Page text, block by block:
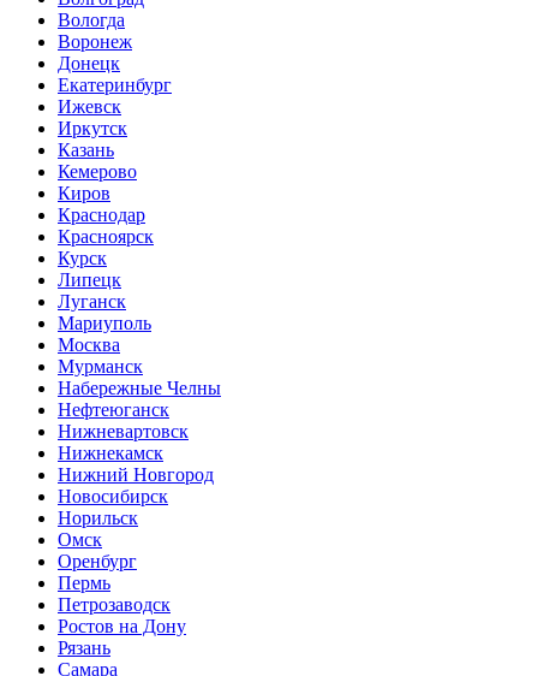
Вологда
Воронеж
Донецк
Екатеринбург
Ижевск
Иркутск
Казань
Кемерово
Киров
Краснодар
Красноярск
Курск
Липецк
Луганск
Мариуполь
Москва
Мурманск
Набережные Челны
Нефтеюганск
Нижневартовск
Нижнекамск
Нижний Новгород
Новосибирск
Норильск
Омск
Оренбург
Пермь
Петрозаводск
Ростов на Дону
Рязань
Самара